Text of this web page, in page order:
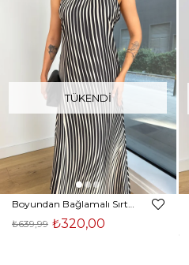
TÜKENDI
Boyundan Bağlamalı Sırt Dekolteli Rian Kadın Siyah Elbise 25K039
₺320,00
₺639,99